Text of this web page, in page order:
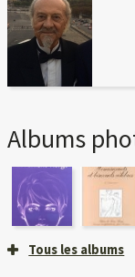
Albums
Tous les albums